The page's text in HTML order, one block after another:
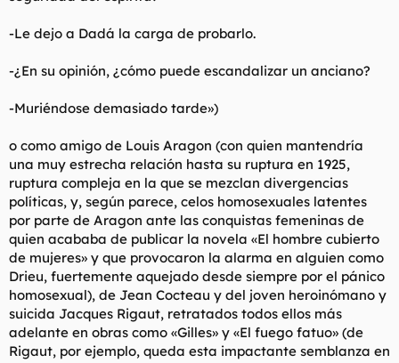
-Le dejo a Dadá la carga de probarlo.
-¿En su opinión, ¿cómo puede escandalizar un anciano?
-Muriéndose demasiado tarde»)
o como amigo de Louis Aragon (con quien mantendría
una muy estrecha relación hasta su ruptura en 1925,
ruptura compleja en la que se mezclan divergencias
políticas, y, según parece, celos homosexuales latentes
por parte de Aragon ante las conquistas femeninas de
quien acababa de publicar la novela «El hombre cubierto
de mujeres» y que provocaron la alarma en alguien como
Drieu, fuertemente aquejado desde siempre por el pánico
homosexual), de Jean Cocteau y del joven heroinómano y
suicida Jacques Rigaut, retratados todos ellos más
adelante en obras como «Gilles» y «El fuego fatuo» (de
Rigaut, por ejemplo, queda esta impactante semblanza en